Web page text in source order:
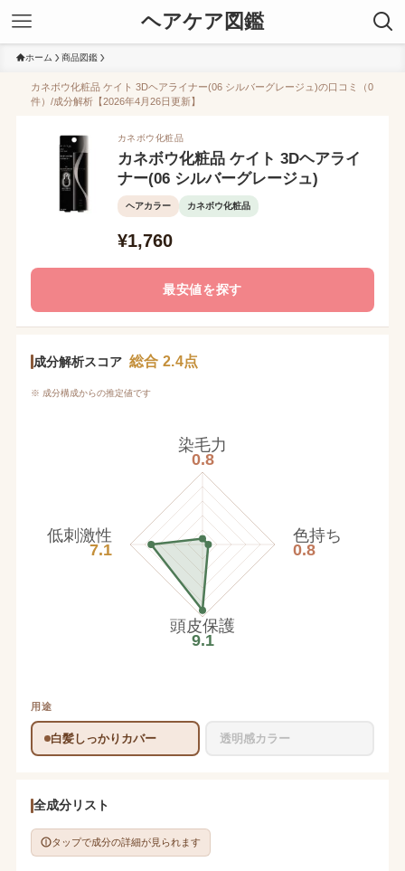
ヘアケア図鑑
ホーム 商品図鑑
カネボウ化粧品 ケイト 3Dヘアライナー(06 シルバーグレージュ)の口コミ（0
件）/成分解析【2026年4月26日更新】
カネボウ化粧品
カネボウ化粧品 ケイト 3Dヘアライ
ナー(06 シルバーグレージュ)
ヘアカラー カネボウ化粧品
¥1,760
最安値を探す
成分解析スコア 総合 2.4点
※ 成分構成からの推定値です
染毛力
0.8
色持ち
0.8
頭皮保護
9.1
低刺激性
7.1
用途
白髪しっかりカバー 透明感カラー
全成分リスト
タップで成分の詳細が見られます